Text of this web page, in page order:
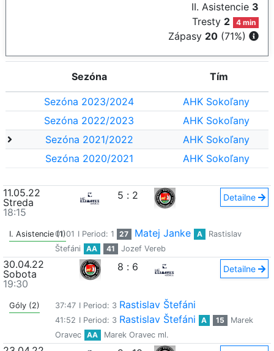
II. Asistencie 3
Tresty 2 4 min
Zápasy 20 (71%)
Sezóna Tím
Sezóna 2023/2024
AHK Sokoľany
Sezóna 2022/2023
AHK Sokoľany
Sezóna 2021/2022
AHK Sokoľany
Sezóna 2020/2021
AHK Sokoľany
11.05.22
Streda
18:15
5 : 2 Detailne
I. Asistencie (1)01:01 I Period: 1 27 Matej Janke A
Rastislav
Štefáni
AA 41 Jozef Vereb
30.04.22
Sobota
19:30
8 : 6 Detailne
Góly (2) 37:47 I Period: 3 Rastislav Štefáni
41:52 I Period: 3 Rastislav Štefáni A 15
Marek
Oravec
AA Marek Oravec ml.